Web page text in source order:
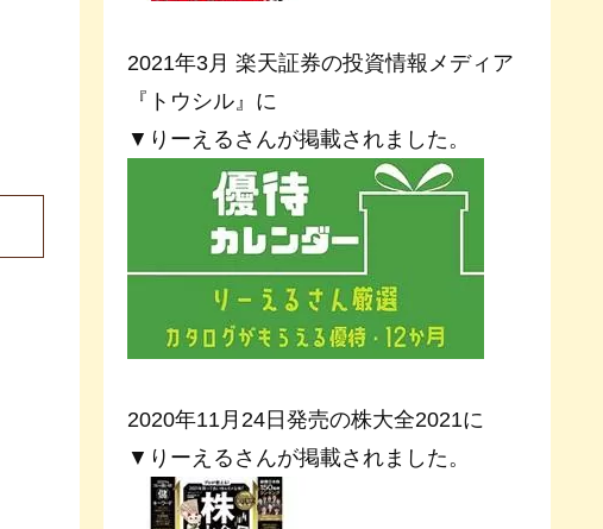
2021年3月 楽天証券の投資情報メディア
『トウシル』に
▼りーえるさんが掲載されました。
2020年11月24日発売の株大全2021に
▼りーえるさんが掲載されました。